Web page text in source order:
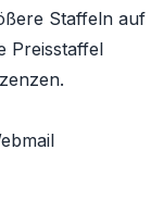
Staffeln auf
Preisstaffel